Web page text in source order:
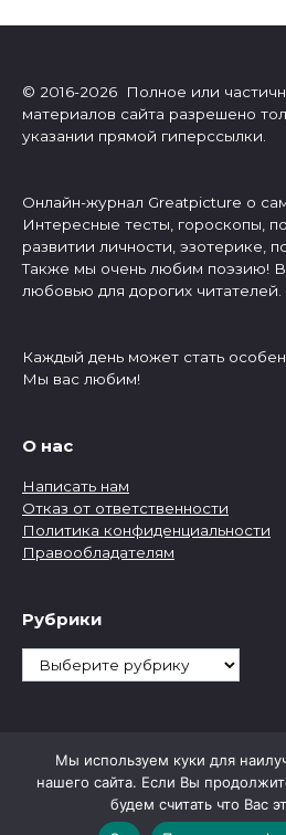
© 2016-2026 Полное или
материалов сайта разрешено
указании прямой гиперссылки.
Онлайн-журнал Greatpicture о
Интересные тесты, гороскопы,
развитии личности, эзотерике,
Также мы очень любим поэзию!
любовью для дорогих читателей.
Каждый день может стать
Мы вас любим!
О нас
Написать нам
Отказ от ответственности
Политика конфиденциальности
Правообладателям
Рубрики
Рубрики
Мы используем куки для
нашего сайта. Если Вы
будем считать что Вас